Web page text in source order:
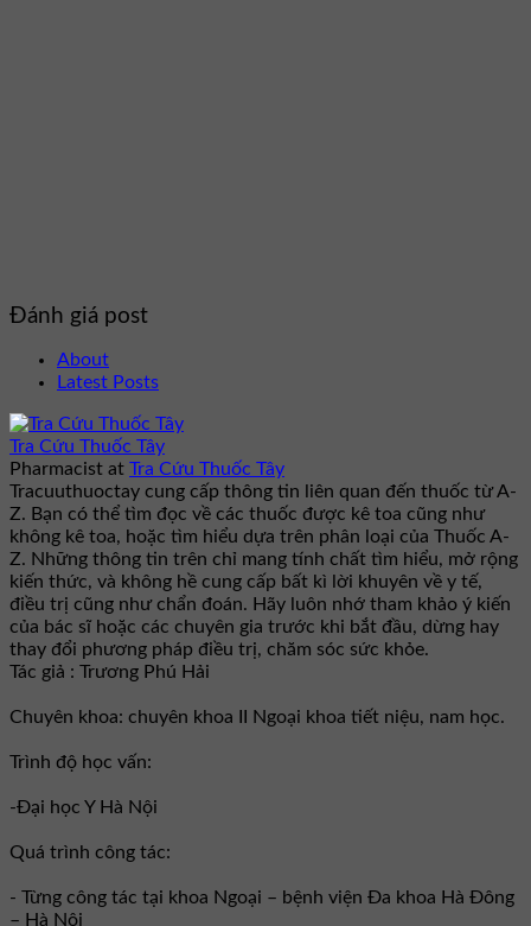
Đánh giá post
About
Latest Posts
Tra Cứu Thuốc Tây
Pharmacist at Tra Cứu Thuốc Tây
Tracuuthuoctay cung cấp thông tin liên quan đến thuốc từ A-
Z. Bạn có thể tìm đọc về các thuốc được kê toa cũng như
không kê toa, hoặc tìm hiểu dựa trên phân loại của Thuốc A-
Z. Những thông tin trên chỉ mang tính chất tìm hiểu, mở rộng
kiến thức, và không hề cung cấp bất kì lời khuyên về y tế,
điều trị cũng như chẩn đoán. Hãy luôn nhớ tham khảo ý kiến
của bác sĩ hoặc các chuyên gia trước khi bắt đầu, dừng hay
thay đổi phương pháp điều trị, chăm sóc sức khỏe.
Tác giả : Trương Phú Hải
Chuyên khoa: chuyên khoa II Ngoại khoa tiết niệu, nam học.
Trình độ học vấn:
-Đại học Y Hà Nội
Quá trình công tác:
- Từng công tác tại khoa Ngoại – bệnh viện Đa khoa Hà Đông
– Hà Nội